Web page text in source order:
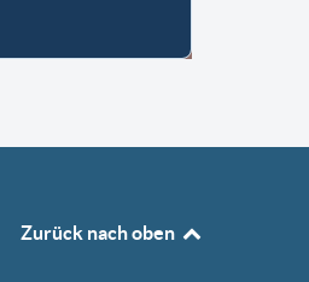
Zurück nach oben